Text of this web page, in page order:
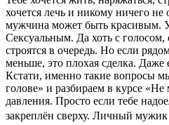
хочется лечь и никому ничего
мужчина может быть
Сексуальным. Да хоть с голосом,
строятся в очередь. Но если
меньше, это плохая сделка. Даже
Кстати, именно такие вопросы
голове» и разбираем в курсе
давления. Просто если тебе
закреплён сверху. Личный